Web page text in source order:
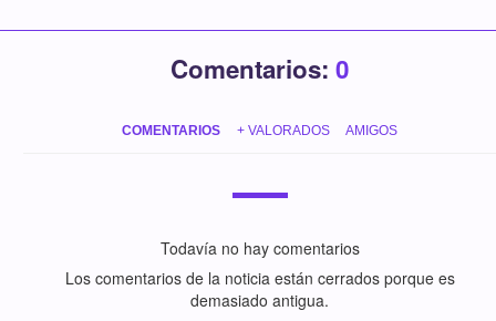
Comentarios: 0
COMENTARIOS + VALORADOS AMIGOS
Todavía no hay comentarios
Los comentarios de la noticia están cerrados porque es
demasiado antigua.